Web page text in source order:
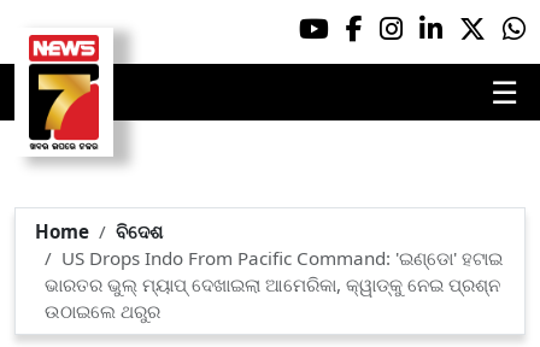
☰
Home
ବିଦେଶ
US Drops Indo From Pacific Command: 'ଇଣ୍ଡୋ' ହଟାଇ
ଭାରତର ଭୁଲ୍ ମ୍ୟାପ୍ ଦେଖାଇଲା ଆମେରିକା, କ୍ୱାଡ୍‌କୁ ନେଇ ପ୍ରଶ୍ନ
ଉଠାଇଲେ ଥରୁର